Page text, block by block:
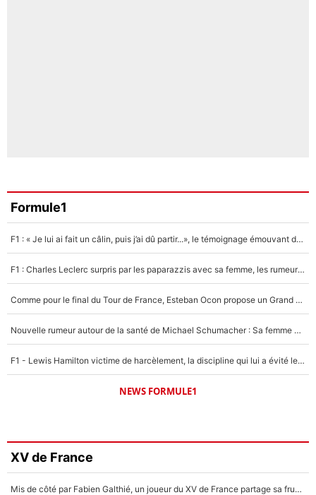
Formule1
F1 : « Je lui ai fait un câlin, puis j’ai dû partir...», le témoignage émouvant de Max Verstappen sur sa fille
F1 : Charles Leclerc surpris par les paparazzis avec sa femme, les rumeurs étaient vraies !
Comme pour le final du Tour de France, Esteban Ocon propose un Grand Prix de Formule 1 à Paris : «Autour de l’Arc de Triomphe, ce serait génial» !
Nouvelle rumeur autour de la santé de Michael Schumacher : Sa femme Corinna sort du silence
F1 - Lewis Hamilton victime de harcèlement, la discipline qui lui a évité le pire : «J'aurais probablement mal tourné»
NEWS FORMULE1
XV de France
Mis de côté par Fabien Galthié, un joueur du XV de France partage sa frustration : «ils ne me l’ont pas dit tout de suite»